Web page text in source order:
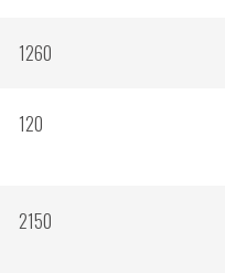
1260
120
2150